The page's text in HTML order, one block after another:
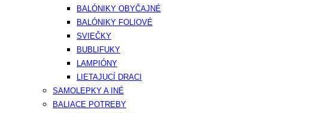
BALÓNIKY OBYČAJNÉ
BALÓNIKY FOLIOVÉ
SVIEČKY
BUBLIFUKY
LAMPIÓNY
LIETAJUCÍ DRACI
SAMOLEPKY A INÉ
BALIACE POTREBY